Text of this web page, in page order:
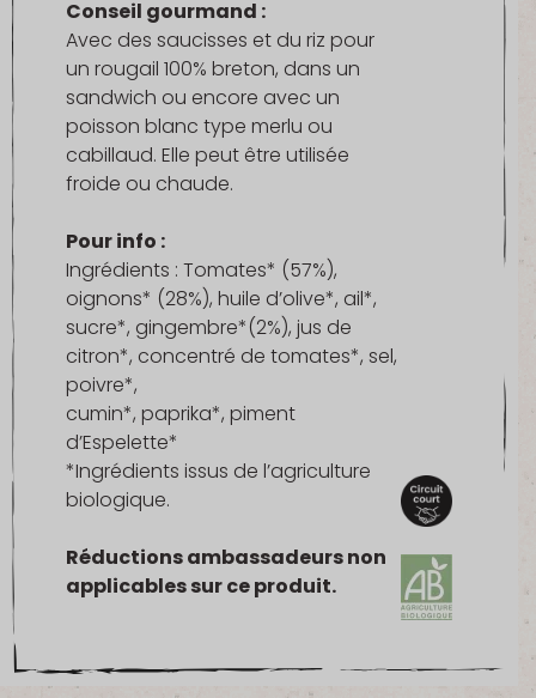
Conseil gourmand :
Avec des saucisses et du riz pour
un rougail 100% breton, dans un
sandwich ou encore avec un
poisson blanc type merlu ou
cabillaud. Elle peut être utilisée
froide ou chaude.
Pour info :
Ingrédients : Tomates* (57%),
oignons* (28%), huile d’olive*, ail*,
sucre*, gingembre*(2%), jus de
citron*, concentré de tomates*, sel,
poivre*,
cumin*, paprika*, piment
d’Espelette*
*Ingrédients issus de l’agriculture
biologique.
Réductions ambassadeurs non
applicables sur ce produit.